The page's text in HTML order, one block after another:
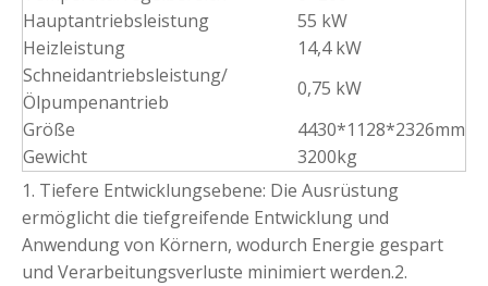
Hauptantriebsleistung
55 kW
Heizleistung
14,4 kW
Schneidantriebsleistung/
Ölpumpenantrieb
0,75 kW
Größe
4430*1128*2326mm
Gewicht
3200kg
1. Tiefere Entwicklungsebene: Die Ausrüstung
ermöglicht die tiefgreifende Entwicklung und
Anwendung von Körnern, wodurch Energie gespart
und Verarbeitungsverluste minimiert werden.2.